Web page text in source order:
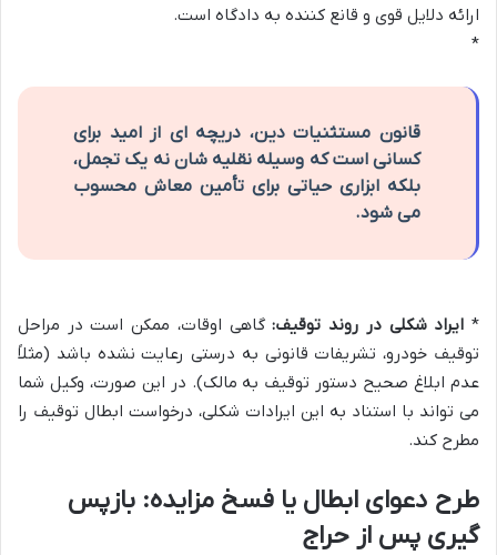
ارائه دلایل قوی و قانع کننده به دادگاه است.
*
قانون مستثنیات دین، دریچه ای از امید برای
کسانی است که وسیله نقلیه شان نه یک تجمل،
بلکه ابزاری حیاتی برای تأمین معاش محسوب
می شود.
* ایراد شکلی در روند توقیف:گاهی اوقات، ممکن است در مراحل
توقیف خودرو، تشریفات قانونی به درستی رعایت نشده باشد (مثلاً
عدم ابلاغ صحیح دستور توقیف به مالک). در این صورت، وکیل شما
می تواند با استناد به این ایرادات شکلی، درخواست ابطال توقیف را
مطرح کند.
طرح دعوای ابطال یا فسخ مزایده: بازپس
گیری پس از حراج